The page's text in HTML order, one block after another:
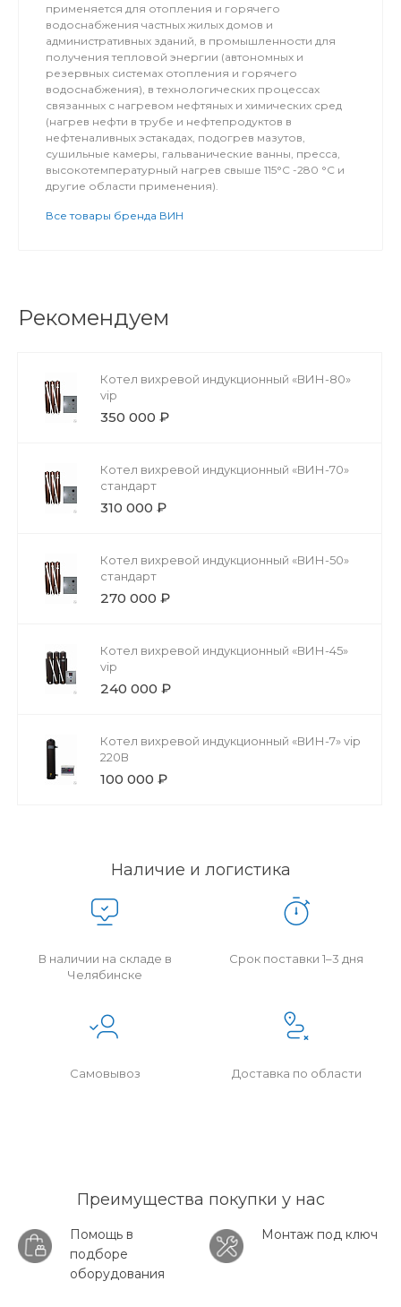
применяется для отопления и горячего
водоснабжения частных жилых домов и
административных зданий, в промышленности для
получения тепловой энергии (автономных и
резервных системах отопления и горячего
водоснабжения), в технологических процессах
связанных с нагревом нефтяных и химических сред
(нагрев нефти в трубе и нефтепродуктов в
нефтеналивных эстакадах, подогрев мазутов,
сушильные камеры, гальванические ванны, пресса,
высокотемпературный нагрев свыше 115°С -280 °С и
другие области применения).
Все товары бренда ВИН
Рекомендуем
Котел вихревой индукционный «ВИН-80»
vip
350 000 ₽
Котел вихревой индукционный «ВИН-70»
стандарт
310 000 ₽
Котел вихревой индукционный «ВИН-50»
стандарт
270 000 ₽
Котел вихревой индукционный «ВИН-45»
vip
240 000 ₽
Котел вихревой индукционный «ВИН-7» vip
220В
100 000 ₽
Наличие и логистика
В наличии на складе в
Челябинске
Срок поставки 1–3 дня
Самовывоз Доставка по области
Преимущества покупки у нас
Помощь в
подборе
оборудования
Монтаж под ключ